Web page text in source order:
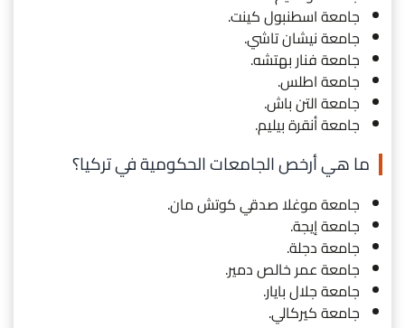
جامعة اسطنبول كينت.
جامعة نيشان تاشي.
جامعة فنار بهتشه.
جامعة اطلس.
جامعة التن باش.
جامعة أنقرة بيليم.
ما هي أرخص الجامعات الحكومية في تركيا؟
جامعة موغلا صدقي كوتش مان.
جامعة إيجة.
جامعة دجلة.
جامعة عمر خالص دمير.
جامعة جلال بايار.
جامعة كيركالي.